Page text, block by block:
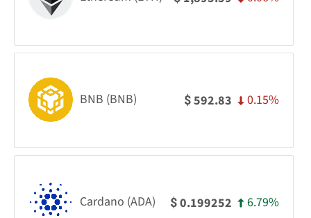
BNB (BNB) $592.83 0.15%
Cardano (ADA) $0.199252 6.79%